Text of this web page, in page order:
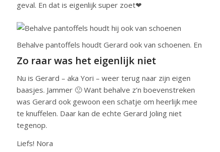
geval. En dat is eigenlijk super zoet❤
Behalve pantoffels houdt Gerard ook van schoenen. En ja,
Zo raar was het eigenlijk niet
Nu is Gerard – aka Yori – weer terug naar zijn eigen
baasjes. Jammer 🙁 Want behalve z’n boevenstreken
was Gerard ook gewoon een schatje om heerlijk mee
te knuffelen. Daar kan de echte Gerard Joling niet
tegenop.
Liefs! Nora